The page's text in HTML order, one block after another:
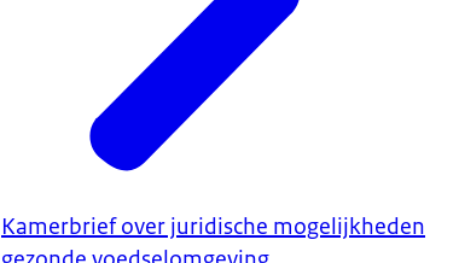
Kamerbrief over juridische mogelijkheden